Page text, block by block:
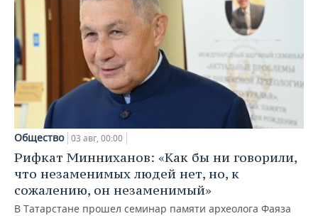
Общество 03 авг, 00:00
Рифкат Минниханов: «Как бы ни говорили,
что незаменимых людей нет, но, к
сожалению, он незаменимый»
В Татарстане прошел семинар памяти археолога Фаяза